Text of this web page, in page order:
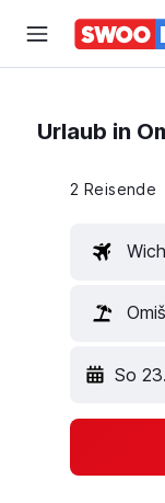
Urlaub in
2 Reisende
So